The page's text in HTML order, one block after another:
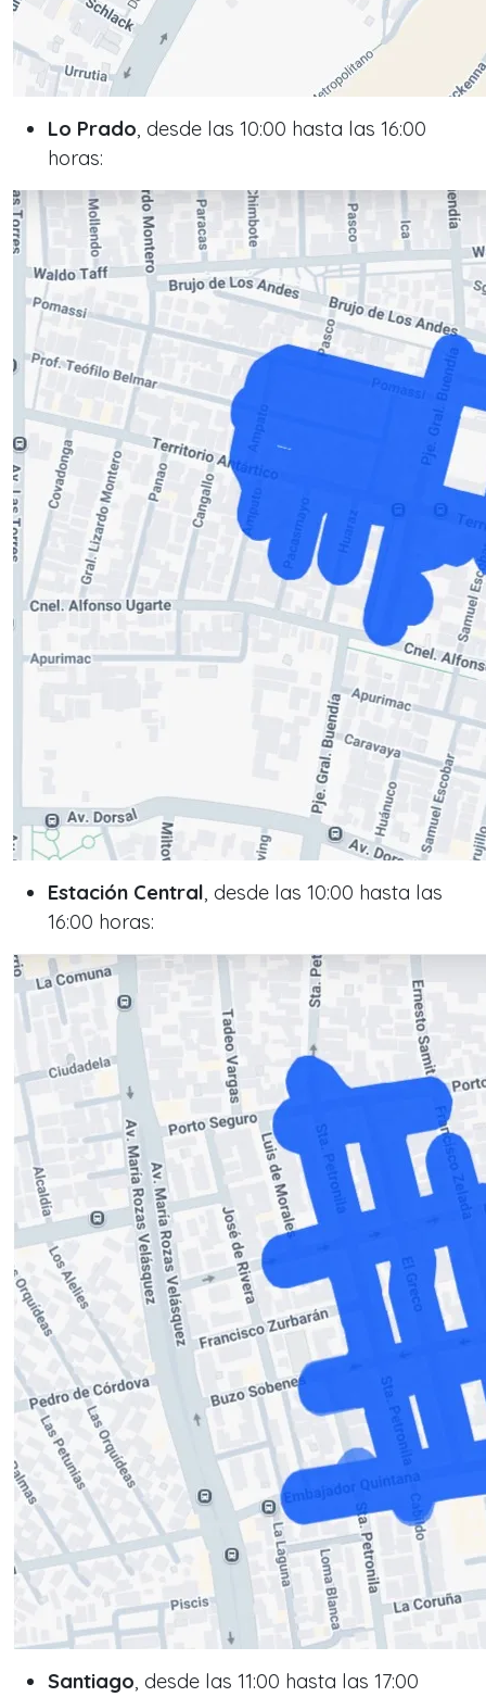
Lo Prado, desde las 10:00 hasta las 16:00
horas:
Estación Central, desde las 10:00 hasta las
16:00 horas:
Santiago, desde las 11:00 hasta las 17:00